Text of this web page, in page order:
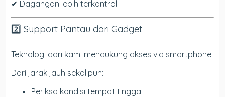
✔ Dagangan lebih terkontrol
2️⃣ Support Pantau dari Gadget
Teknologi dari kami mendukung akses via smartphone.
Dari jarak jauh sekalipun:
Periksa kondisi tempat tinggal